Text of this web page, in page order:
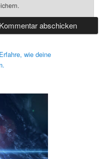
Erfahre, wie deine